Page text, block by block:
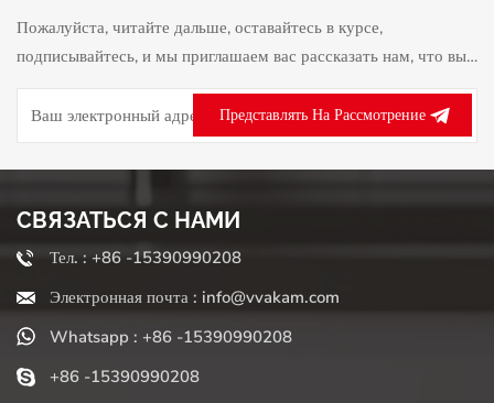
Пожалуйста, читайте дальше, оставайтесь в курсе,
подписывайтесь, и мы приглашаем вас рассказать нам, что вы
думаете.
Представлять На Рассмотрение
СВЯЗАТЬСЯ С НАМИ
Тел. : +86 -15390990208
Электронная почта : info@vvakam.com
Whatsapp : +86 -15390990208
+86 -15390990208